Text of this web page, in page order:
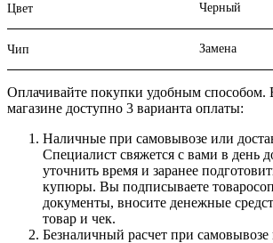
Цвет Черный
Чип Замена
Оплачивайте покупки удобным способом.
магазине доступно 3 варианта оплаты:
Наличные при самовывозе или
Специалист свяжется с вами в день
уточнить время и заранее
купюры. Вы подписываете
документы, вносите денежные
товар и чек.
Безналичный расчет при самовывозе